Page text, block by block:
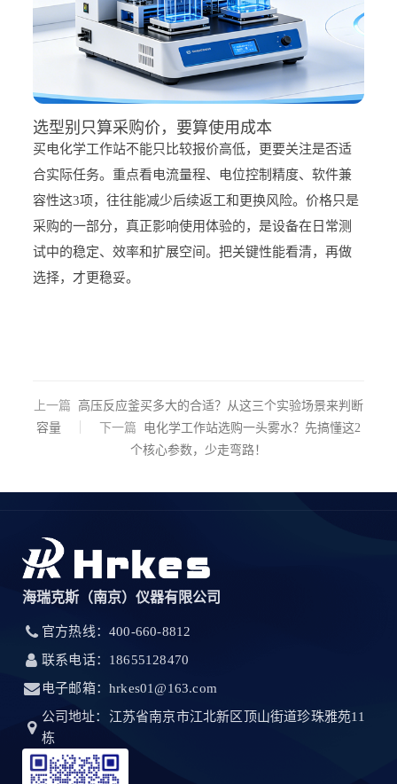
选型别只算采购价，要算使用成本
买电化学工作站不能只比较报价高低，更要关注是否适
合实际任务。重点看电流量程、电位控制精度、软件兼
容性这3项，往往能减少后续返工和更换风险。价格只是
采购的一部分，真正影响使用体验的，是设备在日常测
试中的稳定、效率和扩展空间。把关键性能看清，再做
选择，才更稳妥。
上一篇
高压反应釜买多大的合适？从这三个实验场景来判断
容量
下一篇
电化学工作站选购一头雾水？先搞懂这2
个核心参数，少走弯路！
海瑞克斯（南京）仪器有限公司
官方热线：400-660-8812
联系电话：18655128470
电子邮箱：hrkes01@163.com
公司地址：江苏省南京市江北新区顶山街道珍珠雅苑11
栋